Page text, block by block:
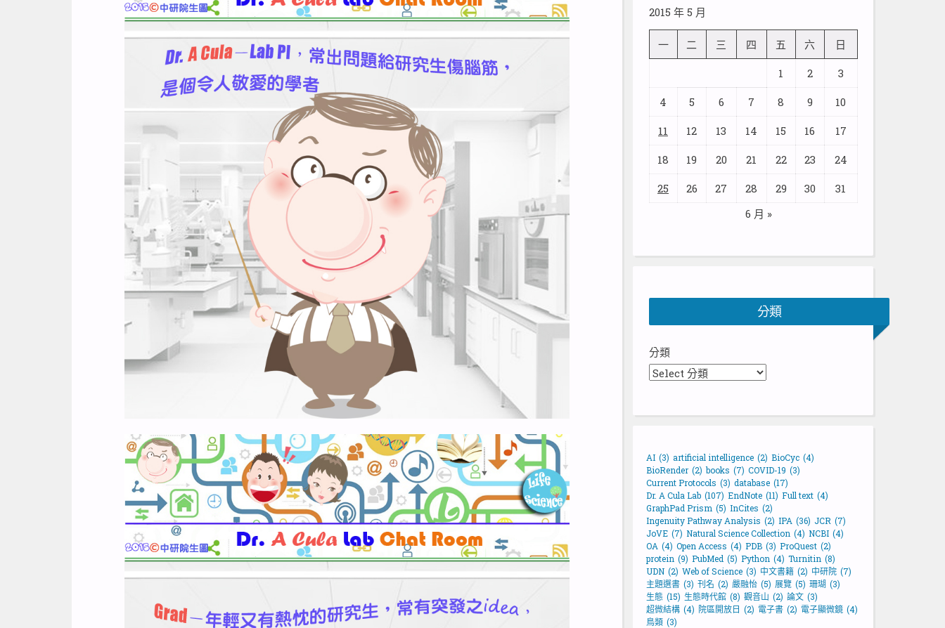
2015 年 5 月
一 二 三 四 五 六 日
1 2 3
4 5 6 7 8 9 10
11 12 13 14 15 16 17
18 19 20 21 22 23 24
25 26 27 28 29 30
31
6 月 »
分類
分類
AI (3) artificial intelligence (2) BioCyc (4)
BioRender (2) books (7) COVID-19 (3)
Current Protocols (3) database (17)
Dr. A Cula Lab (107) EndNote (11) Full text (4)
GraphPad Prism (5) InCites (2)
Ingenuity Pathway Analysis (2) IPA (36) JCR (7)
JoVE (7) Natural Science Collection (4) NCBI (4)
OA (4) Open Access (4) PDB (3) ProQuest (2)
protein (9) PubMed (5) Python (4) Turnitin (8)
UDN (2) Web of Science (3) 中文書籍 (2) 中研院 (7)
主題選書 (3) 刊名 (2) 嚴融怡 (5) 展覽 (5) 珊瑚 (3)
生態 (15) 生態時代館 (8) 觀音山 (2) 論文 (3)
超微結構 (4) 院區開放日 (2) 電子書 (2) 電子顯微鏡 (4)
鳥類 (3)